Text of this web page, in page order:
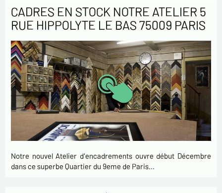
CADRES EN STOCK NOTRE ATELIER 5
RUE HIPPOLYTE LE BAS 75009 PARIS
Notre nouvel Atelier d'encadrements ouvre début Décembre
dans ce superbe Quartier du 9eme de Paris…